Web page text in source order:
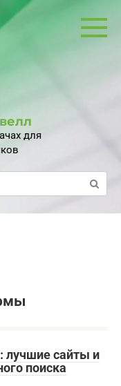
для
лучшие сайты и
поиска